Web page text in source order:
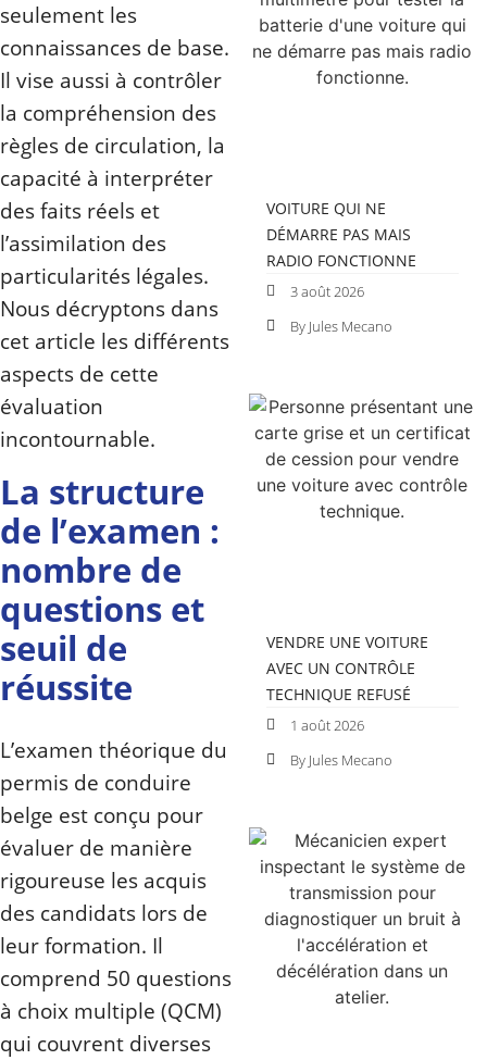
seulement les
connaissances de base.
Il vise aussi à contrôler
la compréhension des
règles de circulation, la
capacité à interpréter
des faits réels et
l’assimilation des
particularités légales.
Nous décryptons dans
cet article les différents
aspects de cette
évaluation
incontournable.
La structure
de l’examen :
nombre de
questions et
seuil de
réussite
L’examen théorique du
permis de conduire
belge est conçu pour
évaluer de manière
rigoureuse les acquis
des candidats lors de
leur formation. Il
comprend 50 questions
à choix multiple (QCM)
qui couvrent diverses
VOITURE QUI NE
DÉMARRE PAS MAIS
RADIO FONCTIONNE
3 août 2026
By Jules Mecano
VENDRE UNE VOITURE
AVEC UN CONTRÔLE
TECHNIQUE REFUSÉ
1 août 2026
By Jules Mecano